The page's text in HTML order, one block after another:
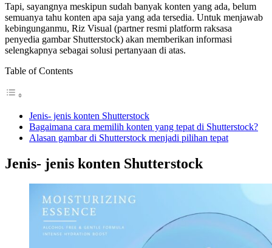
Tapi, sayangnya meskipun sudah banyak konten yang ada, belum
semuanya tahu konten apa saja yang ada tersedia. Untuk menjawab
kebingunganmu, Riz Visual (partner resmi platform raksasa
penyedia gambar Shutterstock) akan memberikan informasi
selengkapnya sebagai solusi pertanyaan di atas.
Table of Contents
Jenis- jenis konten Shutterstock
Bagaimana cara memilih konten yang tepat di Shutterstock?
Alasan gambar di Shutterstock menjadi pilihan tepat
Jenis- jenis konten Shutterstock